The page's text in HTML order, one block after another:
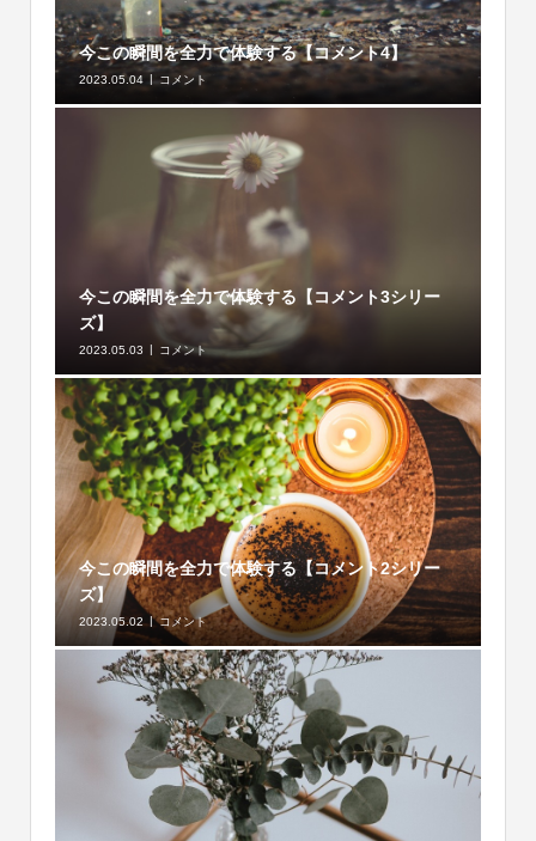
今この瞬間を全力で体験する【コメント4】
2023.05.04 コメント
今この瞬間を全力で体験する【コメント3シリー
ズ】
2023.05.03 コメント
今この瞬間を全力で体験する【コメント2シリー
ズ】
2023.05.02 コメント